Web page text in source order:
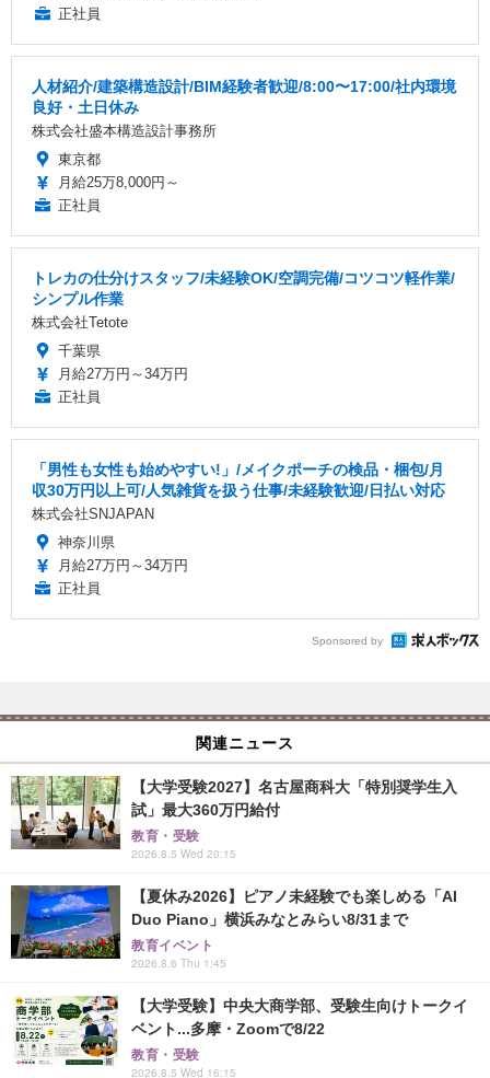
正社員
人材紹介/建築構造設計/BIM経験者歓迎/8:00〜17:00/社内環境
良好・土日休み
株式会社盛本構造設計事務所
東京都
月給25万8,000円～
正社員
トレカの仕分けスタッフ/未経験OK/空調完備/コツコツ軽作業/
シンプル作業
株式会社Tetote
千葉県
月給27万円～34万円
正社員
「男性も女性も始めやすい!」/メイクポーチの検品・梱包/月
収30万円以上可/人気雑貨を扱う仕事/未経験歓迎/日払い対応
株式会社SNJAPAN
神奈川県
月給27万円～34万円
正社員
Sponsored by
関連ニュース
【大学受験2027】名古屋商科大「特別奨学生入
試」最大360万円給付
教育・受験
2026.8.5 Wed 20:15
【夏休み2026】ピアノ未経験でも楽しめる「AI
Duo Piano」横浜みなとみらい8/31まで
教育イベント
2026.8.6 Thu 1:45
【大学受験】中央大商学部、受験生向けトークイ
ベント...多摩・Zoomで8/22
教育・受験
2026.8.5 Wed 16:15